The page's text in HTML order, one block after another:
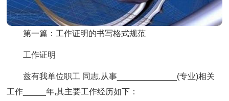
第一篇：工作证明的书写格式规范
工作证明
兹有我单位职工 同志,从事_____________(专业)相关
工作_____年,其主要工作经历如下：